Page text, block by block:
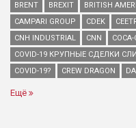
BRENT
BREXIT BRITISH
CAMPARI GROUP
CDEK
CNH INDUSTRIAL
CNN
COVID-19 КРУПНЫЕ СДЕЛКИ
COVID-19?
CREW DRAGON
Ещё